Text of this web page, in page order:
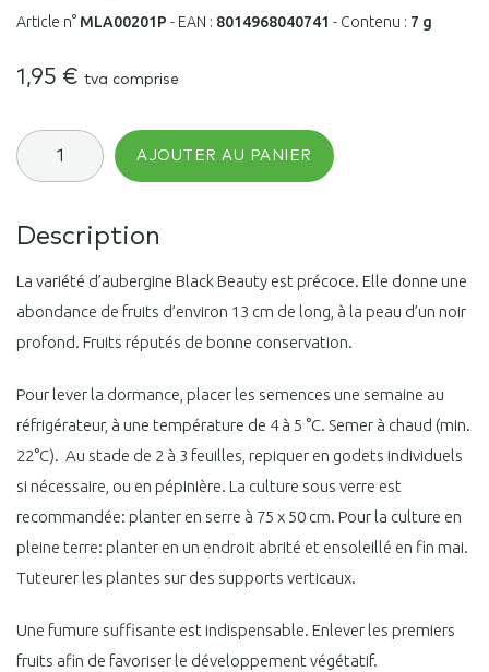
Article n° MLA00201P - EAN : 8014968040741 - Contenu : 7 g
1,95 € tva comprise
quantité
de
Aubergine
Beauty
AJOUTER AU PANIER
Description
La variété d’aubergine Black Beauty est précoce. Elle donne une
abondance de fruits d’environ 13 cm de long, à la peau d’un noir
profond. Fruits réputés de bonne conservation.
Pour lever la dormance, placer les semences une semaine au
réfrigérateur, à une température de 4 à 5 °C. Semer à chaud (min.
22°C). Au stade de 2 à 3 feuilles, repiquer en godets individuels
si nécessaire, ou en pépinière. La culture sous verre est
recommandée: planter en serre à 75 x 50 cm. Pour la culture en
pleine terre: planter en un endroit abrité et ensoleillé en fin mai.
Tuteurer les plantes sur des supports verticaux.
Une fumure suffisante est indispensable. Enlever les premiers
fruits afin de favoriser le développement végétatif.